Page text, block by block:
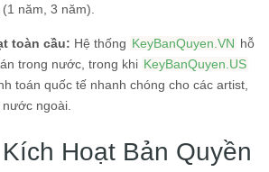
năm, 3 năm).
toàn cầu: Hệ thống KeyBanQuyen.VN hỗ
trong nước, trong khi KeyBanQuyen.US
toán quốc tế nhanh chóng cho các artist,
ngoài.
Hoạt Bản Quyền